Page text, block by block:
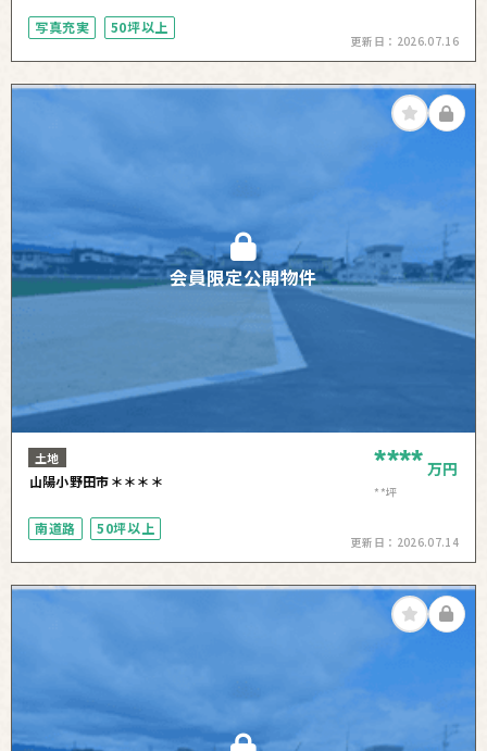
写真充実 50坪以上
更新日： 2026.07.16
会員限定公開物件
土地
山陽小野田市＊＊＊＊ **** 万円
**坪
南道路 50坪以上
更新日： 2026.07.14